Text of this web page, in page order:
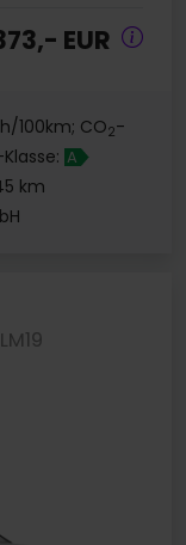
EUR
100km; CO2-
A
km